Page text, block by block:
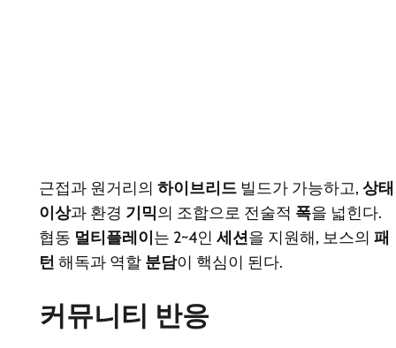
근접과 원거리의 하이브리드 빌드가 가능하고, 상태
이상과 환경 기믹의 조합으로 전술적 폭을 넓힌다.
협동 멀티플레이 는 2~4인 세션을 지원해, 보스의 패
턴 해독과 역할 분담이 핵심이 된다.
커뮤니티 반응